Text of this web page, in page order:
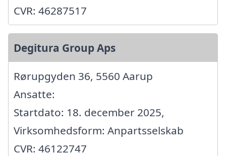
CVR: 46287517
Degitura Group Aps
Rørupgyden 36, 5560 Aarup
Ansatte:
Startdato: 18. december 2025,
Virksomhedsform: Anpartsselskab
CVR: 46122747